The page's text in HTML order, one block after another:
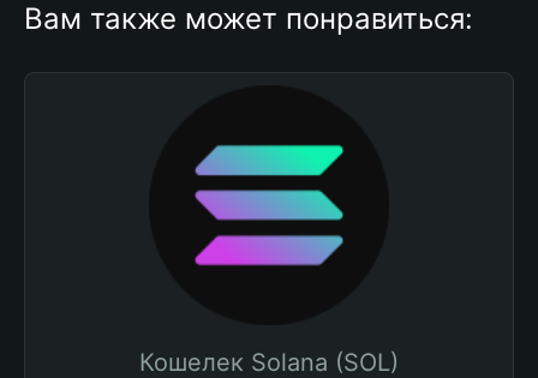
Вам также может понравиться:
Кошелек Solana (SOL)